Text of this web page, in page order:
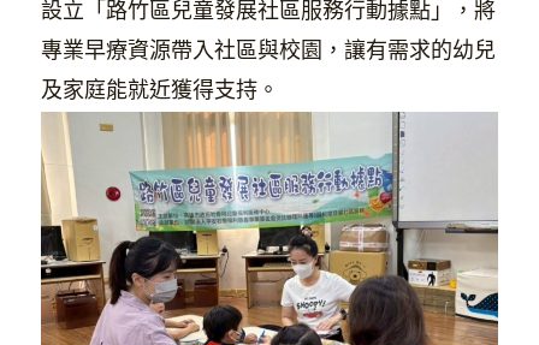
設立「路竹區兒童發展社區服務行動據點」，將
專業早療資源帶入社區與校園，讓有需求的幼兒
及家庭能就近獲得支持。